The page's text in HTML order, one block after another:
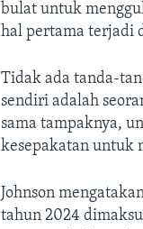
bulat untuk
hal pertama terjadi
Tidak ada tanda-
sendiri adalah
sama tampaknya,
kesepakatan untuk
Johnson
tahun 2024